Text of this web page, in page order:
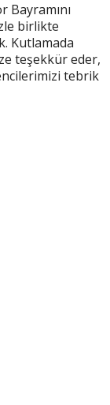
Bayramını
birlikte
Kutlamada
teşekkür eder,
tebrik